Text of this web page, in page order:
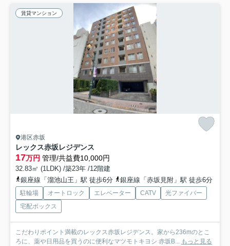
賃貸マンション
港区赤坂
レックス赤坂レジデンス
17万円 管理/共益費10,000円
32.83㎡ (1LDK) /築23年 /12階建
銀座線「溜池山王」駅 徒歩6分
銀座線「赤坂見附」駅 徒歩6分
駐輪場 オートロック エレベーター CATV
光ファイバー
宅配ボックス
こだわりポイント満載のレックス赤坂レジデンス。家から236mのとこ
ろに、薬や日用品を買うのに便利なマツモトキヨシ 赤坂B...
もっと見る